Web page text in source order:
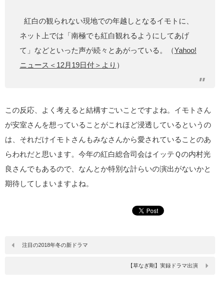
紅白の観られない現地での年越しとなるイモトに、
ネット上では「南極でも紅白観れるようにしてあげ
て」などといった声が続々とあがっている。（Yahoo!
ニュース＜12月19日付＞より ）
この反応、よく考えると結構すごいことですよね。イモトさん
が安室さんを想っていることがこれほど浸透しているというの
は、それだけイモトさんもみなさんから愛されていることのあ
らわれだと思います。今年の紅白総合司会はイッテＱの内村光
良さんでもあるので、なんとか特別な計らいの演出がないかと
期待してしまいますよね。
注目の2018年冬の新ドラマ
【草なぎ剛】実録ドラマ出演